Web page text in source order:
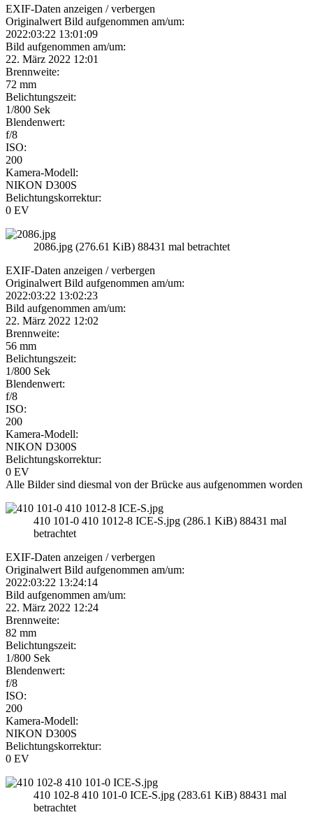
EXIF-Daten anzeigen / verbergen
Originalwert Bild aufgenommen am/um:
2022:03:22 13:01:09
Bild aufgenommen am/um:
22. März 2022 12:01
Brennweite:
72 mm
Belichtungszeit:
1/800 Sek
Blendenwert:
f/8
ISO:
200
Kamera-Modell:
NIKON D300S
Belichtungskorrektur:
0 EV
2086.jpg (276.61 KiB) 88431 mal betrachtet
EXIF-Daten anzeigen / verbergen
Originalwert Bild aufgenommen am/um:
2022:03:22 13:02:23
Bild aufgenommen am/um:
22. März 2022 12:02
Brennweite:
56 mm
Belichtungszeit:
1/800 Sek
Blendenwert:
f/8
ISO:
200
Kamera-Modell:
NIKON D300S
Belichtungskorrektur:
0 EV
Alle Bilder sind diesmal von der Brücke aus aufgenommen worden
410 101-0 410 1012-8 ICE-S.jpg (286.1 KiB) 88431 mal
betrachtet
EXIF-Daten anzeigen / verbergen
Originalwert Bild aufgenommen am/um:
2022:03:22 13:24:14
Bild aufgenommen am/um:
22. März 2022 12:24
Brennweite:
82 mm
Belichtungszeit:
1/800 Sek
Blendenwert:
f/8
ISO:
200
Kamera-Modell:
NIKON D300S
Belichtungskorrektur:
0 EV
410 102-8 410 101-0 ICE-S.jpg (283.61 KiB) 88431 mal
betrachtet